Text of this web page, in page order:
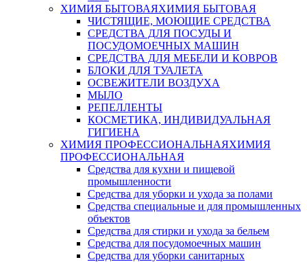
ХИМИЯ БЫТОВАЯХИМИЯ БЫТОВАЯ
ЧИСТЯЩИЕ, МОЮЩИЕ СРЕДСТВА
СРЕДСТВА ДЛЯ ПОСУДЫ И
ПОСУДОМОЕЧНЫХ МАШИН
СРЕДСТВА ДЛЯ МЕБЕЛИ И КОВРОВ
БЛОКИ ДЛЯ ТУАЛЕТА
ОСВЕЖИТЕЛИ ВОЗДУХА
МЫЛО
РЕПЕЛЛЕНТЫ
КОСМЕТИКА, ИНДИВИДУАЛЬНАЯ
ГИГИЕНА
ХИМИЯ ПРОФЕССИОНАЛЬНАЯХИМИЯ
ПРОФЕССИОНАЛЬНАЯ
Средства для кухни и пищевой
промышленности
Средства для уборки и ухода за полами
Средства специальные и для промышленных
объектов
Средства для стирки и ухода за бельем
Средства для посудомоечных машин
Средства для уборки санитарных